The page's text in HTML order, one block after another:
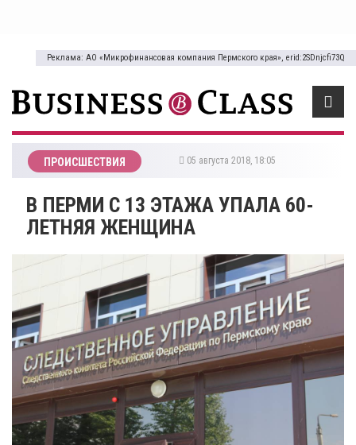
Реклама: АО «Микрофинансовая компания Пермского края», erid:2SDnjcfi73Q
ПРОИСШЕСТВИЯ 05 августа 2018, 18:05
В ПЕРМИ С 13 ЭТАЖА УПАЛА 60-
ЛЕТНЯЯ ЖЕНЩИНА